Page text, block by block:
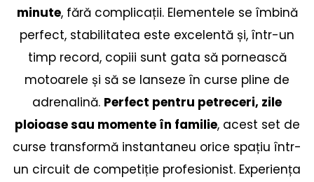
minute, fără complicații. Elementele se îmbină
perfect, stabilitatea este excelentă și, într-un
timp record, copiii sunt gata să pornească
motoarele și să se lanseze în curse pline de
adrenalină. Perfect pentru petreceri, zile
ploioase sau momente în familie, acest set de
curse transformă instantaneu orice spațiu într-
un circuit de competiție profesionist. Experiența